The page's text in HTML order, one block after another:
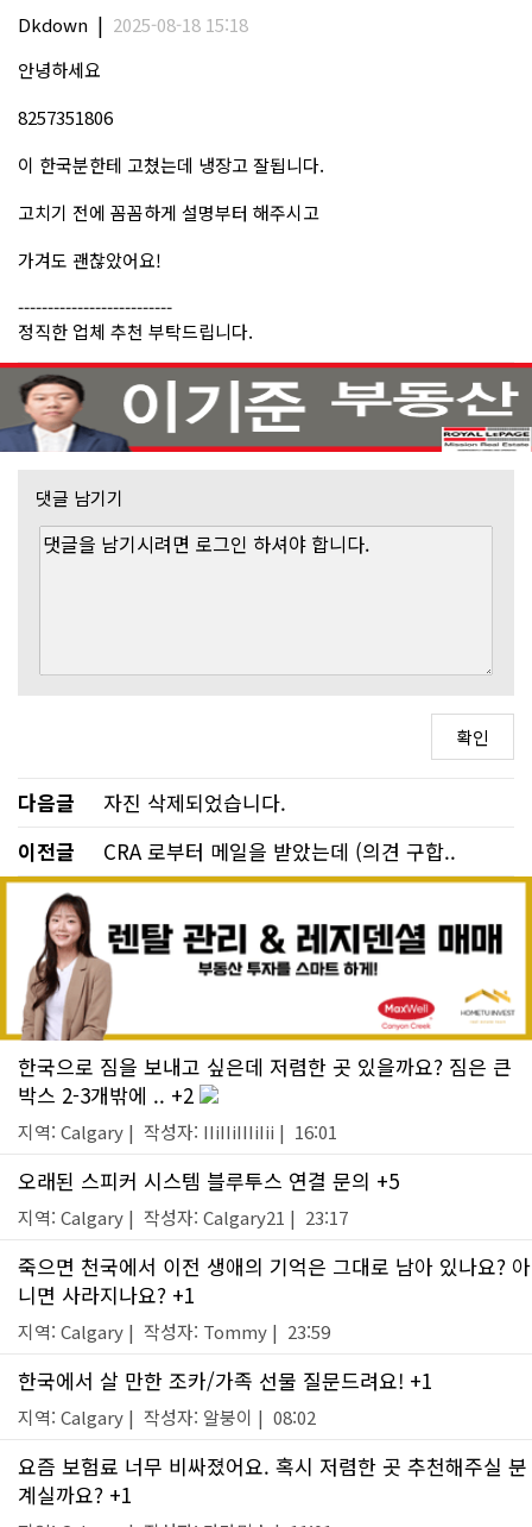
Dkdown | 2025-08-18 15:18
안녕하세요
8257351806
이 한국분한테 고쳤는데 냉장고 잘됩니다.
고치기 전에 꼼꼼하게 설명부터 해주시고
가겨도 괜찮았어요!
--------------------------
정직한 업체 추천 부탁드립니다.
댓글 남기기
다음글
자진 삭제되었습니다.
이전글
CRA 로부터 메일을 받았는데 (의견 구합..
한국으로 짐을 보내고 싶은데 저렴한 곳 있을까요? 짐은 큰
박스 2-3개밖에 .. +2
지역: Calgary | 작성자: IIiIIiIIIiIii | 16:01
오래된 스피커 시스템 블루투스 연결 문의 +5
지역: Calgary | 작성자: Calgary21 | 23:17
죽으면 천국에서 이전 생애의 기억은 그대로 남아 있나요? 아
니면 사라지나요? +1
지역: Calgary | 작성자: Tommy | 23:59
한국에서 살 만한 조카/가족 선물 질문드려요! +1
지역: Calgary | 작성자: 알붕이 | 08:02
요즘 보험료 너무 비싸졌어요. 혹시 저렴한 곳 추천해주실 분
계실까요? +1